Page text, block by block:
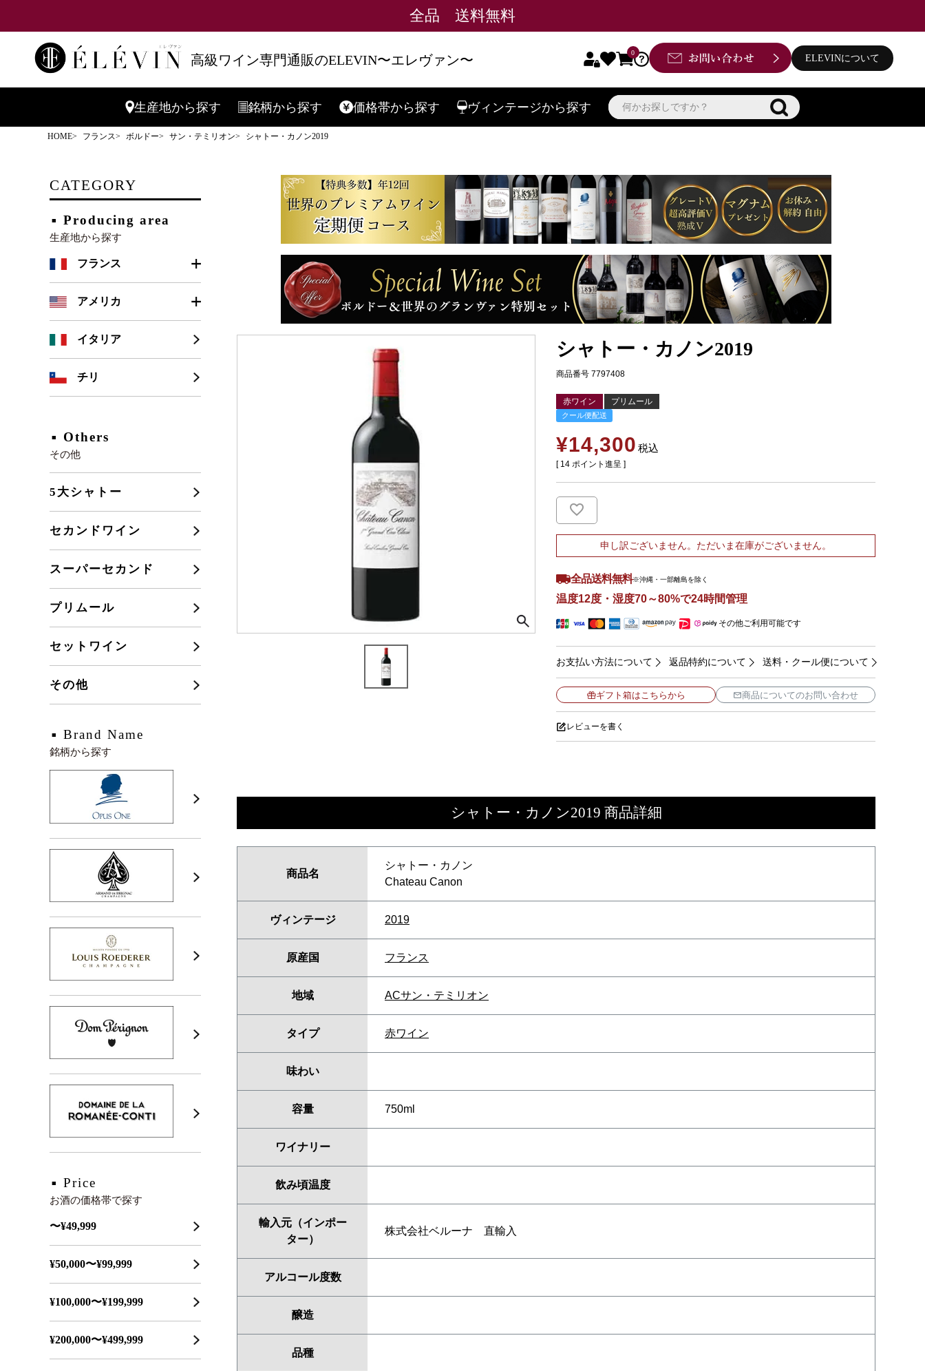
全品 送料無料
高級ワイン専門通販のELEVIN〜エレヴァン〜 0
ELEVINについて
生産地から探す 銘柄から探す 価格帯から探す ヴィンテージから探す
検索
HOME フランス ボルドー サン・テミリオン シャトー・カノン2019
CATEGORY
Producing area
生産地から探す
フランス
ボルドー
シャンパーニュ
ブルゴーニュ
アメリカ
カリフォルニア
イタリア
チリ
Others
その他
5大シャトー
セカンドワイン
スーパーセカンド
プリムール
セットワイン
その他
Brand Name
銘柄から探す
Price
お酒の価格帯で探す
〜¥49,999
¥50,000〜¥99,999
¥100,000〜¥199,999
¥200,000〜¥499,999
シャトー・カノン2019
商品番号 7797408
赤ワイン プリムール
クール便配送
¥14,300 税込
[ 14 ポイント進呈 ]
申し訳ございません。ただいま在庫がございません。
全品送料無料※沖縄・一部離島を除く
温度12度・湿度70～80%で24時間管理
その他ご利用可能です
お支払い方法について 返品特約について 送料・クール便について
ギフト箱はこちらから 商品についてのお問い合わせ
レビューを書く
シャトー・カノン2019 商品詳細
商品名
シャトー・カノン
Chateau Canon
ヴィンテージ 2019
原産国 フランス
地域 ACサン・テミリオン
タイプ 赤ワイン
味わい
容量 750ml
ワイナリー
飲み頃温度
輸入元（インポー
ター）
株式会社ベルーナ 直輸入
アルコール度数
醸造
品種